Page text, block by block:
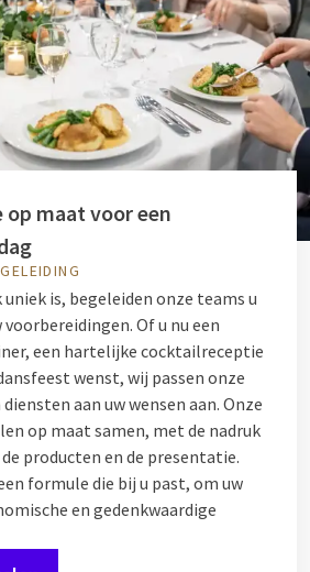
op maat voor een
is, begeleiden onze teams u
Of u nu een
een hartelijke cocktailreceptie
wenst, wij passen onze
aan uw wensen aan. Onze
op maat samen, met de nadruk
producten en de presentatie.
formule die bij u past, om uw
en gedenkwaardige